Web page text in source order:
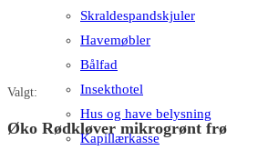
Skraldespandskjuler
Havemøbler
Bålfad
Insekthotel
Hus og have belysning
Kapillærkasse
Valgt:
Øko Rødkløver mikrogrønt frø